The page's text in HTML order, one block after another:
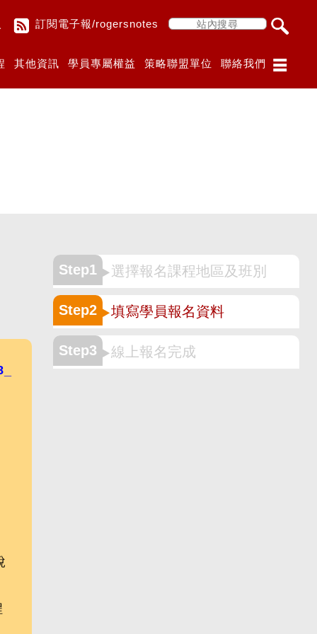
聯絡我們
策略聯盟單位
學員專屬權益
其他資訊
訂閱電子報/rogersnotes
Step1 選擇報名課程地區及班別
Step2 填寫學員報名資料
Step3 線上報名完成